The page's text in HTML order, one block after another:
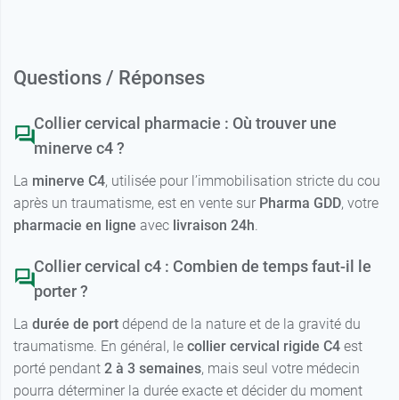
Questions / Réponses
Collier cervical pharmacie : Où trouver une
minerve c4 ?
La minerve C4, utilisée pour l’immobilisation stricte du cou
après un traumatisme, est en vente sur Pharma GDD, votre
pharmacie en ligne avec livraison 24h
Collier cervical c4 : Combien de temps faut-il le
porter ?
La durée de port dépend de la nature et de la gravité du
traumatisme. En général, le collier cervical rigide C4 est
porté pendant 2 à 3 semaines, mais seul votre médecin
pourra déterminer la durée exacte et décider du moment